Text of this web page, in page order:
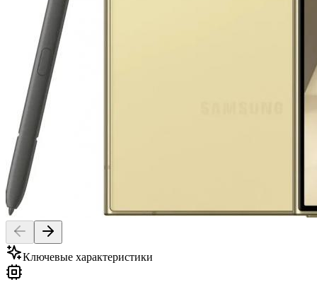
Ключевые характеристики